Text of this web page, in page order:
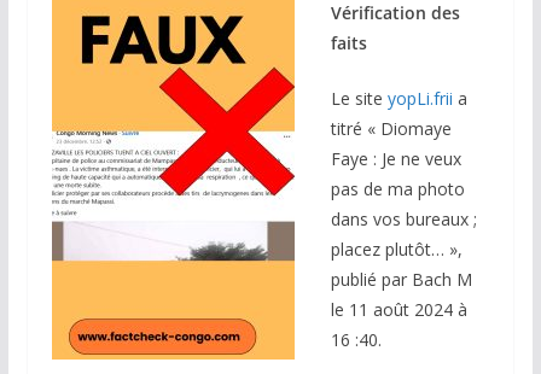
Vérification des
faits
Le site yopLi.frii a
titré « Diomaye
Faye : Je ne veux
pas de ma photo
dans vos bureaux ;
placez plutôt… »,
publié par Bach M
le 11 août 2024 à
16 :40.